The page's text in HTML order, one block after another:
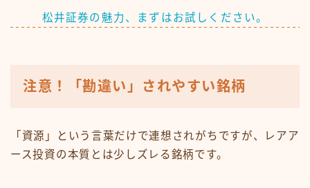
松井証券の魅力、まずはお試しください。
注意！「勘違い」されやすい銘柄
「資源」という言葉だけで連想されがちですが、レアア
ース投資の本質とは少しズレる銘柄です。